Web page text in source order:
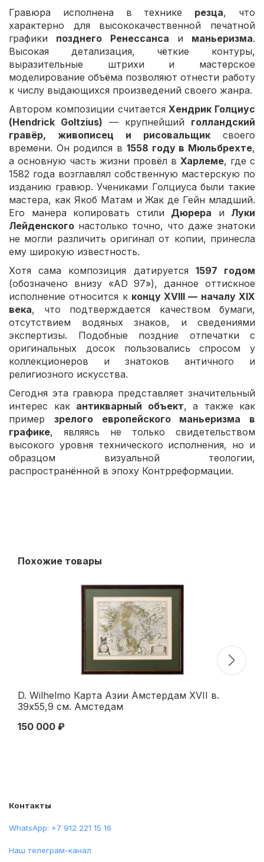
Гравюра исполнена в технике резца, что
характерно для высококачественной печатной
графики позднего Ренессанса и маньеризма.
Высокая детализация, чёткие контуры,
выразительные штрихи и мастерское
моделирование объёма позволяют отнести работу
к числу выдающихся произведений своего жанра.
Автором композиции считаетсяХендрик Голциус
(Hendrick Goltzius) — крупнейший голландский
гравёр, живописец и рисовальщик своего
времени. Он родился в 1558 году в Мюльбрехте,
а основную часть жизни провёл в Харлеме, где с
1582 года возглавлял собственную мастерскую по
изданию гравюр. Учениками Голциуса были такие
мастера, как Якоб Матам и Жак де Гейн младший.
Его манера копировать стили Дюрера и Луки
Лейденского настолько точно, что даже знатоки
не могли различить оригинал от копии, принесла
ему широкую известность.
Хотя сама композиция датируется 1597 годом
(обозначено внизу «AD 97»), данное оттискное
исполнение относится к концу XVIII — началу XIX
века, что подтверждается качеством бумаги,
отсутствием водяных знаков, и сведениями
экспертизы. Подобные поздние отпечатки с
оригинальных досок пользовались спросом у
коллекционеров и знатоков античного и
религиозного искусства.
Сегодня эта гравюра представляет значительный
интерес как антикварный объект, а также как
пример зрелого европейского маньеризма в
графике, являясь не только свидетельством
высокого уровня технического исполнения, но и
образцом визуальной теологии,
распространённой в эпоху Контрреформации.
Похожие товары
D. Wilhelmo Карта Азии Амстердам XVII в.
39x55,9 см. Амстедам
150 000 ₽
Контакты
WhatsApp: +7 912 221 15 16
Наш телеграм-канал